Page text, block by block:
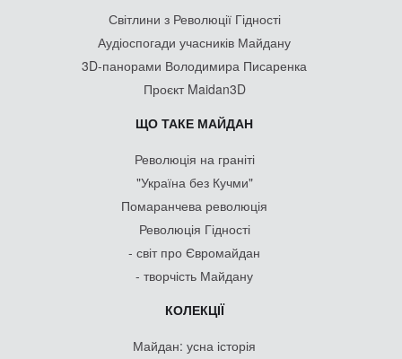
Світлини з Революції Гідності
Аудіоспогади учасників Майдану
3D-панорами Володимира Писаренка
Проєкт Maidan3D
ЩО ТАКЕ МАЙДАН
Революція на граніті
"Україна без Кучми"
Помаранчева революція
Революція Гідності
- світ про Євромайдан
- творчість Майдану
КОЛЕКЦІЇ
Майдан: усна історія